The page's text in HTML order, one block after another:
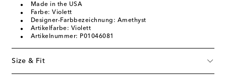
Made in the USA
Farbe: Violett
Designer-Farbbezeichnung: Amethyst
Artikelfarbe: Violett
Artikelnummer: P01046081
Size & Fit